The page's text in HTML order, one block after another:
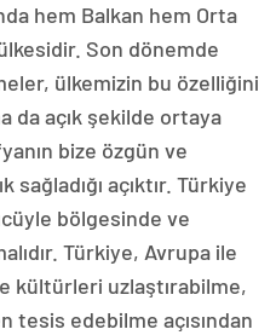
hem Balkan hem Orta
Son dönemde
ülkemizin bu özelliğini
da açık şekilde ortaya
bize özgün ve
açıktır. Türkiye
bölgesinde ve
Türkiye, Avrupa ile
kültürleri uzlaştırabilme,
tesis edebilme açısından